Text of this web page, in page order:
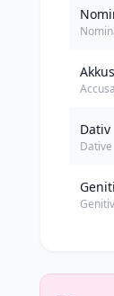
Dativ
Dative